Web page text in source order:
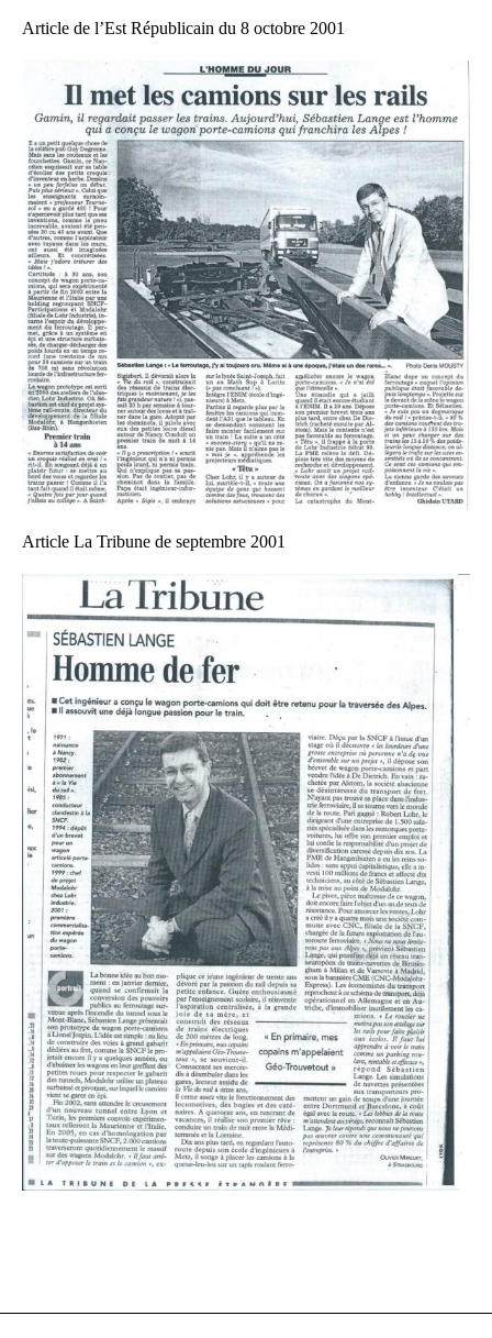
Article de l’Est Républicain du 8 octobre 2001
Article La Tribune de septembre 2001